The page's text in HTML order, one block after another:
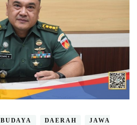
BUDAYA DAERAH
JAWA